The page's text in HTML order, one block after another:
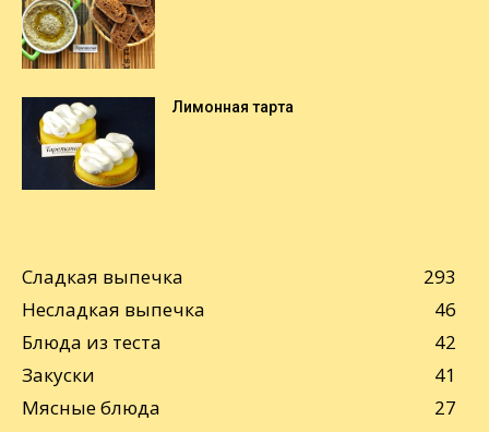
Лимонная тарта
Сладкая выпечка
293
Несладкая выпечка
46
Блюда из теста
42
Закуски
41
Мясные блюда
27